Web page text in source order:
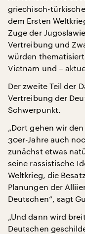
griechisch-
dem Ersten
Zuge der
Vertreibung und
würden
Vietnam und –
Der zweite Teil der
Vertreibung der
Schwerpunkt.
„Dort gehen wir
30er-Jahre auch
zunächst etwas
seine rassistische
Weltkrieg, die
Planungen der
Deutschen“, sagt
„Und dann wird
Deutschen